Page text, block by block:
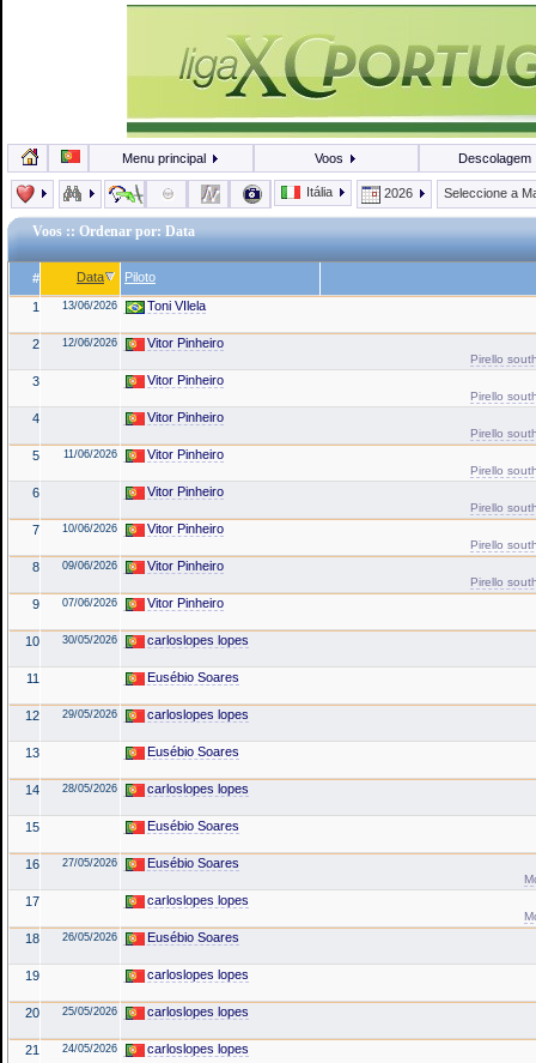
Menu principal Voos Descolagem
Itália 2026 Seleccione a
Voos :: Ordenar por: Data
# Data Piloto
1 13/06/2026 Toni VIlela
2 12/06/2026 Vitor Pinheiro
Pirello
3 Vitor Pinheiro
Pirello
4 Vitor Pinheiro
Pirello
5 11/06/2026 Vitor Pinheiro
Pirello
6 Vitor Pinheiro
Pirello
7 10/06/2026 Vitor Pinheiro
Pirello
8 09/06/2026 Vitor Pinheiro
Pirello
9 07/06/2026 Vitor Pinheiro
10 30/05/2026 carloslopes lopes
11 Eusébio Soares
12 29/05/2026 carloslopes lopes
13 Eusébio Soares
14 28/05/2026 carloslopes lopes
15 Eusébio Soares
16 27/05/2026 Eusébio Soares
17 carloslopes lopes
18 26/05/2026 Eusébio Soares
19 carloslopes lopes
20 25/05/2026 carloslopes lopes
21 24/05/2026 carloslopes lopes